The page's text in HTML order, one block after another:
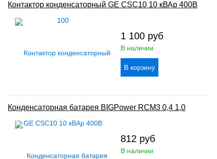
Контактор конденсаторный GE CSC10 10 кВАр 400В
1 100 руб
В наличии
Конденсаторная батарея BIGPower RCM3 0,4 1,0
812 руб
В наличии